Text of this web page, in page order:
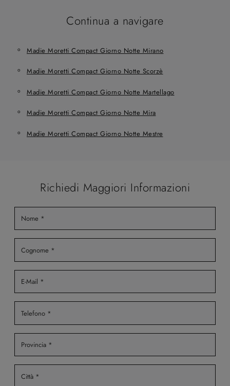
Continua a navigare
Madie Moretti Compact Giorno Notte Mirano
Madie Moretti Compact Giorno Notte Scorzè
Madie Moretti Compact Giorno Notte Martellago
Madie Moretti Compact Giorno Notte Mira
Madie Moretti Compact Giorno Notte Mestre
Richiedi Maggiori Informazioni